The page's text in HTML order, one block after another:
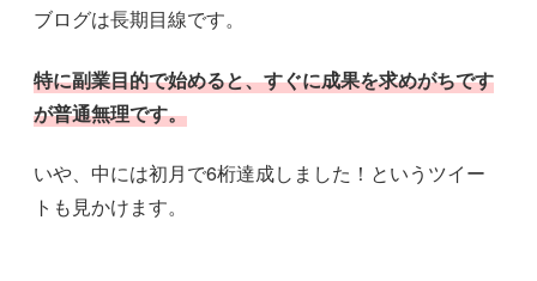
ブログは長期目線です。
特に副業目的で始めると、すぐに成果を求めがちです
が普通無理です。
いや、中には初月で6桁達成しました！というツイー
トも見かけます。